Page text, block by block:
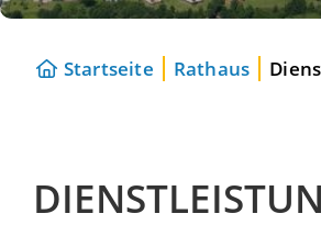
Startseite Rathaus